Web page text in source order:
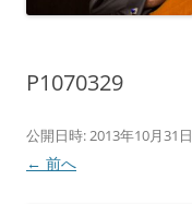
P1070329
公開日時:2013年10月31日
← 前へ